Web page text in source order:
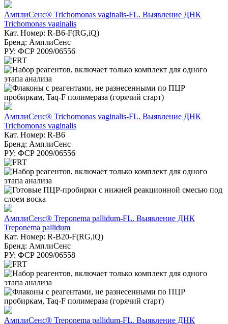
АмплиСенс® Trichomonas vaginalis-FL. Выявление ДНК
Trichomonas vaginalis
Кат. Номер: R-B6-F(RG,iQ)
Бренд: АмплиСенс
РУ: ФСР 2009/06556
АмплиСенс® Trichomonas vaginalis-FL. Выявление ДНК
Trichomonas vaginalis
Кат. Номер: R-B6
Бренд: АмплиСенс
РУ: ФСР 2009/06556
АмплиСенс® Treponema pallidum-FL. Выявление ДНК
Treponema pallidum
Кат. Номер: R-B20-F(RG,iQ)
Бренд: АмплиСенс
РУ: ФСР 2009/06558
АмплиСенс® Treponema pallidum-FL. Выявление ДНК